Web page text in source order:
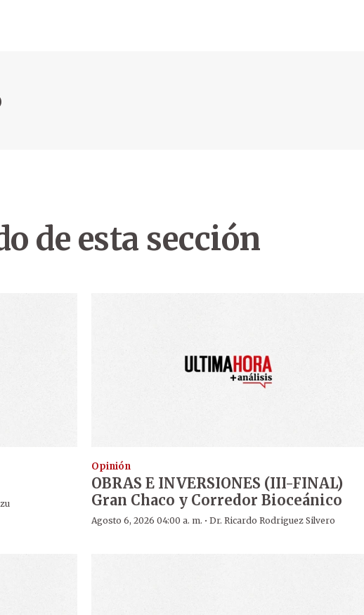
de esta sección
Opinión
OBRAS E INVERSIONES (III-FINAL)
Gran Chaco y Corredor Bioceánico
Agosto 6, 2026 04:00 a. m. ·Dr. Ricardo Rodriguez Silvero